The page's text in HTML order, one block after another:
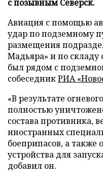
с позывным Северск.
Авиация с помощью
удар по подземному
размещения
Мадьяра» и по
был рядом с
собеседникРИА
«В результате
полностью
состава противника,
иностранных
боеприпасов, а также
устройства для
добавил он.